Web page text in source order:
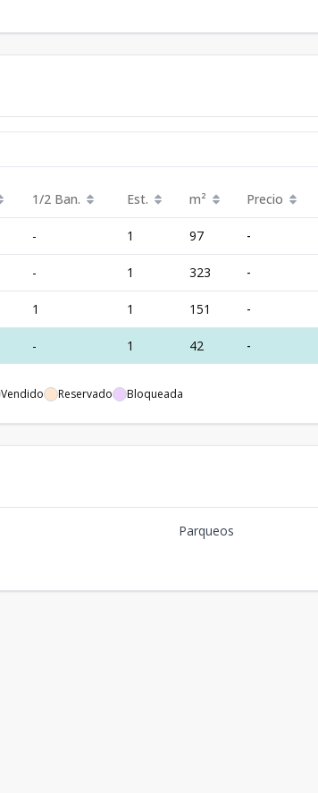
1/2 Ban. Est. m² Precio
- 1 97 -
- 1 323 -
1 1 151 -
- 1 42 -
Vendido Reservado Bloqueada
Parqueos